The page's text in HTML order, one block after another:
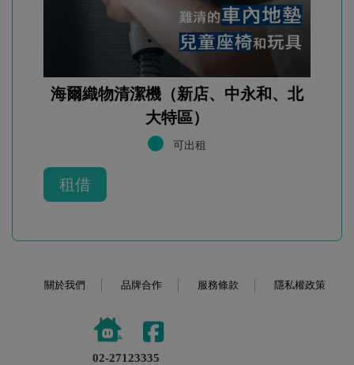
海爾織物清潔機（新店、中永和、北
大特區）
可出租
租借
關於我們 品牌合作 服務條款 隱私權政策
02-27123335